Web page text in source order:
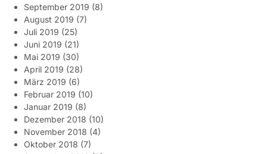
September 2019 (8)
August 2019 (7)
Juli 2019 (25)
Juni 2019 (21)
Mai 2019 (30)
April 2019 (28)
März 2019 (6)
Februar 2019 (10)
Januar 2019 (8)
Dezember 2018 (10)
November 2018 (4)
Oktober 2018 (7)